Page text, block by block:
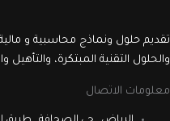
تقديم حلول ونماذج محاسبية و
والحلول التقنية المبتكرة، والتأهيل
معلومات الاتصال